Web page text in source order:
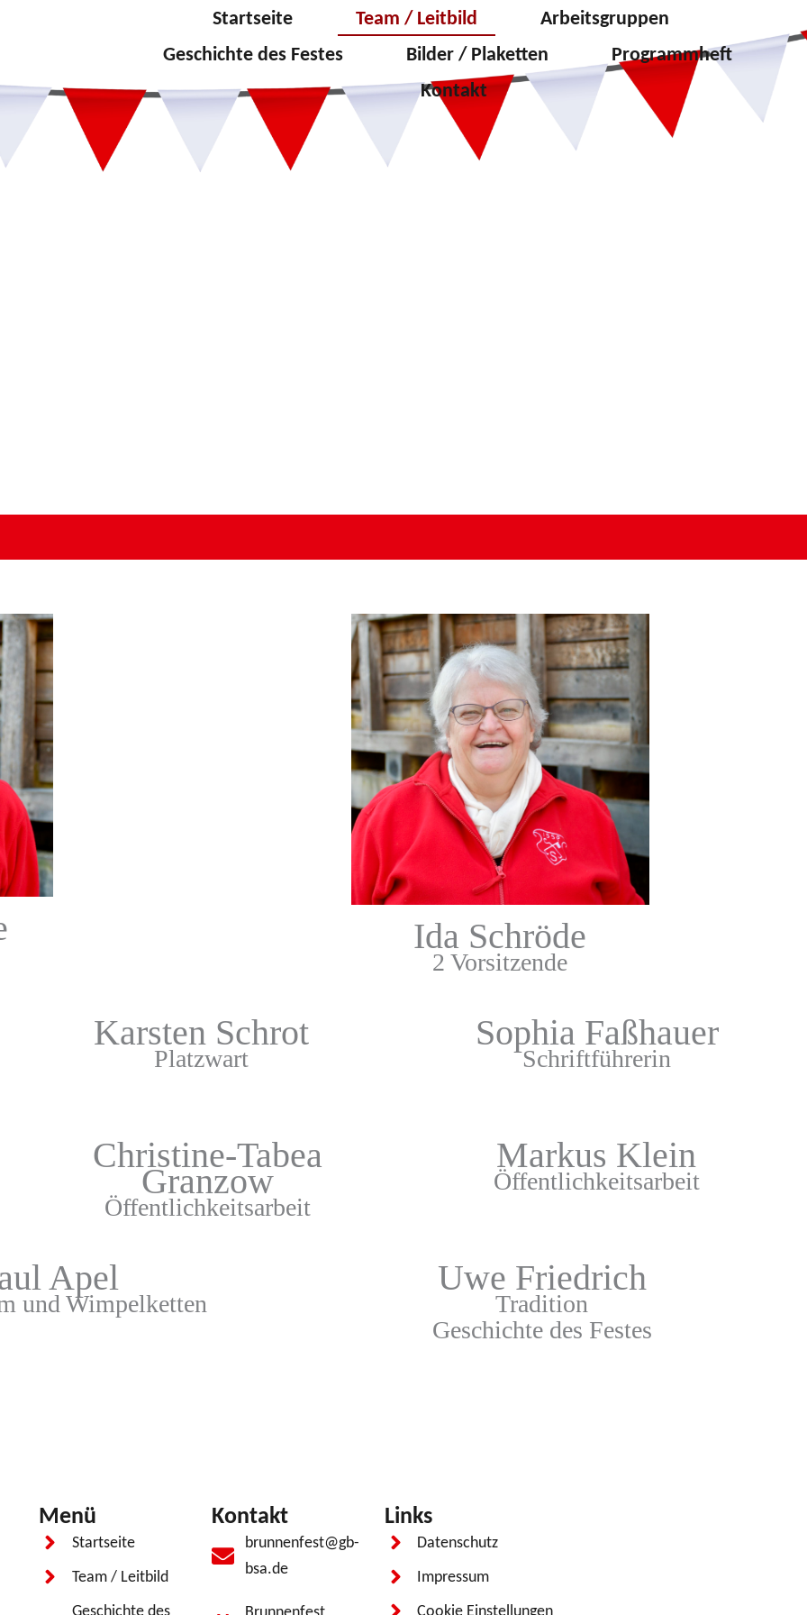
Startseite Team / Leitbild
Arbeitsgruppen
Geschichte des Festes
Bilder / Plaketten
Programmheft
Kontakt
Ida Schröde
2 Vorsitzende
Karsten Schrot
Platzwart
Sophia Faßhauer
Schriftführerin
Christine-Tabea
Granzow
Öffentlichkeitsarbeit
Markus Klein
Öffentlichkeitsarbeit
Apel
und Wimpelketten
Uwe Friedrich
Tradition
Geschichte des Festes
Menü
Startseite
Team / Leitbild
Geschichte des
Kontakt
brunnenfest@gb-
bsa.de
Links
Datenschutz
Impressum
Cookie Einstellungen